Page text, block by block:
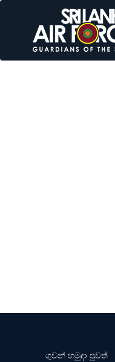
ගුවන් හමුදා පුවත්